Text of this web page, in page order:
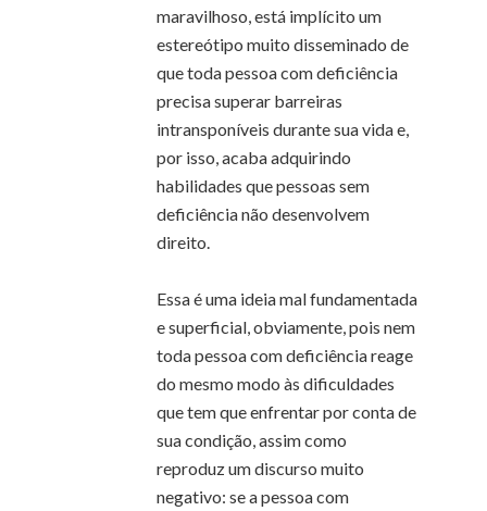
maravilhoso, está implícito um
estereótipo muito disseminado de
que toda pessoa com deficiência
precisa superar barreiras
intransponíveis durante sua vida e,
por isso, acaba adquirindo
habilidades que pessoas sem
deficiência não desenvolvem
direito.
Essa é uma ideia mal fundamentada
e superficial, obviamente, pois nem
toda pessoa com deficiência reage
do mesmo modo às dificuldades
que tem que enfrentar por conta de
sua condição, assim como
reproduz um discurso muito
negativo: se a pessoa com